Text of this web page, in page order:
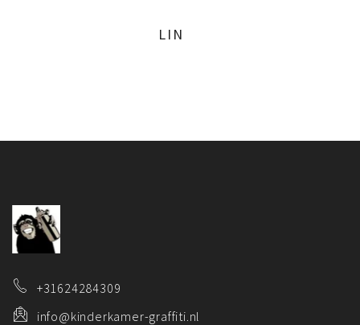
+31624284309
info@kinderkamer-graffiti.nl